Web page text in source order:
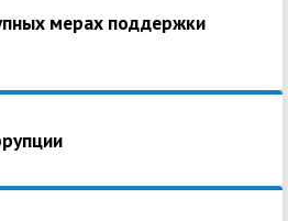
мерах поддержки